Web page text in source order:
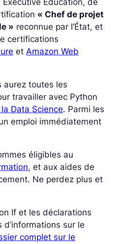
Executive Education, de
« Chef de projet
» reconnue par l’État, et
certifications
et Amazon Web
aurez toutes les
travailler avec Python
Data Science. Parmi les
emploi immédiatement
éligibles au
, et aux aides de
Ne perdez plus et
If et les déclarations
sur le
complet sur le